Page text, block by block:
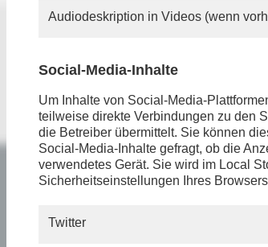
Audiodeskription in Videos (wenn
Social-Media-Inhalte
Um Inhalte von Social-Media-
teilweise direkte Verbindungen zu den
die Betreiber übermittelt. Sie können
Social-Media-Inhalte gefragt, ob die
verwendetes Gerät. Sie wird im Local
Sicherheitseinstellungen Ihres
Twitter